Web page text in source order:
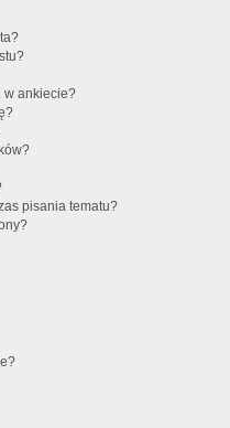
w ankiecie?
pisania tematu?